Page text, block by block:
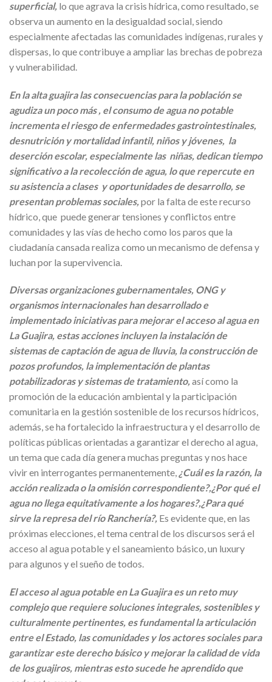
superficial, lo que agrava la crisis hídrica, como resultado, se
observa un aumento en la desigualdad social, siendo
especialmente afectadas las comunidades indígenas, rurales y
dispersas, lo que contribuye a ampliar las brechas de pobreza
y vulnerabilidad.
En la alta guajira las consecuencias para la población se
agudiza un poco más , el consumo de agua no potable
incrementa el riesgo de enfermedades gastrointestinales,
desnutrición y mortalidad infantil, niños y jóvenes, la
deserción escolar, especialmente las niñas, dedican tiempo
significativo a la recolección de agua, lo que repercute en
su asistencia a clases y oportunidades de desarrollo, se
presentan problemas sociales, por la falta de este recurso
hídrico, que puede generar tensiones y conflictos entre
comunidades y las vías de hecho como los paros que la
ciudadanía cansada realiza como un mecanismo de defensa y
luchan por la supervivencia.
Diversas organizaciones gubernamentales, ONG y
organismos internacionales han desarrollado e
implementado iniciativas para mejorar el acceso al agua en
La Guajira, estas acciones incluyen la instalación de
sistemas de captación de agua de lluvia, la construcción de
pozos profundos, la implementación de plantas
potabilizadoras y sistemas de tratamiento,así como la
promoción de la educación ambiental y la participación
comunitaria en la gestión sostenible de los recursos hídricos,
además, se ha fortalecido la infraestructura y el desarrollo de
políticas públicas orientadas a garantizar el derecho al agua,
un tema que cada día genera muchas preguntas y nos hace
vivir en interrogantes permanentemente, ¿Cuál es la razón, la
acción realizada o la omisión correspondiente?,¿Por qué el
agua no llega equitativamente a los hogares?,¿Para qué
sirve la represa del río Ranchería?, Es evidente que, en las
próximas elecciones, el tema central de los discursos será el
acceso al agua potable y el saneamiento básico, un luxury
para algunos y el sueño de todos.
El acceso al agua potable en La Guajira es un reto muy
complejo que requiere soluciones integrales, sostenibles y
culturalmente pertinentes, es fundamental la articulación
entre el Estado, las comunidades y los actores sociales para
garantizar este derecho básico y mejorar la calidad de vida
de los guajiros, mientras esto sucede he aprendido que